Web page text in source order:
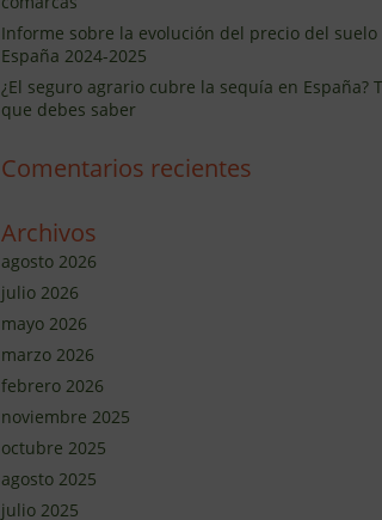
Informe sobre la evolución del precio del
España 2024-2025
¿El seguro agrario cubre la sequía en España?
que debes saber
Comentarios recientes
Archivos
agosto 2026
julio 2026
mayo 2026
marzo 2026
febrero 2026
noviembre 2025
octubre 2025
agosto 2025
julio 2025